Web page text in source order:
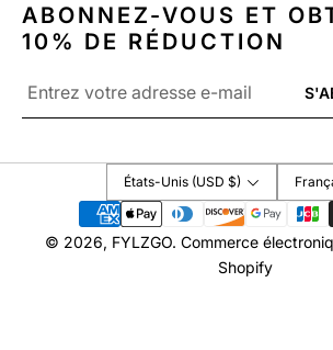
ABONNEZ-VOUS ET
10% DE RÉDUCTION
mail
États-Unis (USD $)
© 2026, FYLZGO. Commerce
Shopify
Modes
de